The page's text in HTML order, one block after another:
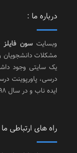
درباره ما :
وبسایت سون فایلز
مشکلات دانشجویان
یک سایتی وجود
درسی، پاورپوینت
ایده ناب و در سال 1398 شکل گرفت.
راه های ارتباطی